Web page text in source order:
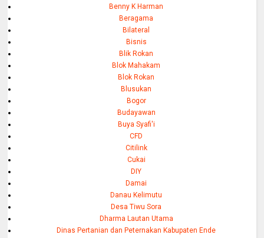
Benny K Harman
Beragama
Bilateral
Bisnis
Blik Rokan
Blok Mahakam
Blok Rokan
Blusukan
Bogor
Budayawan
Buya Syafi'i
CFD
Citilink
Cukai
DIY
Damai
Danau Kelimutu
Desa Tiwu Sora
Dharma Lautan Utama
Dinas Pertanian dan Peternakan Kabupaten Ende